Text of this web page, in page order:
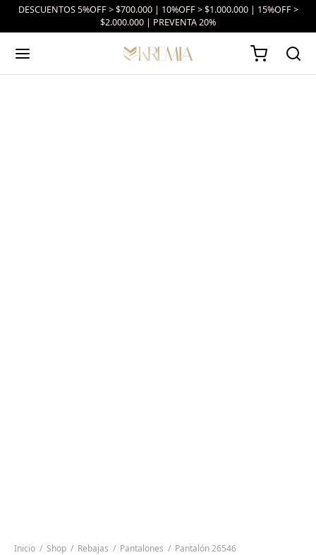
DESCUENTOS 5%OFF > $700.000 | 10%OFF > $1.000.000 | 15%OFF >
$2.000.000 | PREVENTA 20%
Inicio / Shop / Rebajas / Pantalones / Pantalón 26546